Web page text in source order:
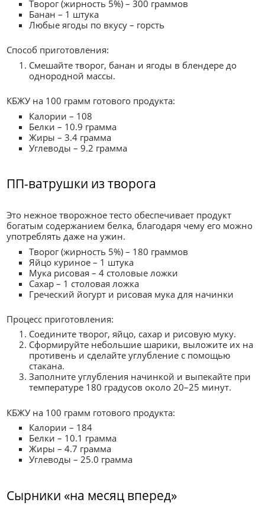
Творог (жирность 5%) – 300 граммов
Банан – 1 штука
Любые ягоды по вкусу – горсть
Способ приготовления:
Смешайте творог, банан и ягоды в блендере до
однородной массы.
КБЖУ на 100 грамм готового продукта:
Калории – 108
Белки – 10.9 грамма
Жиры – 3.4 грамма
Углеводы – 9.2 грамма
ПП-ватрушки из творога
Это нежное творожное тесто обеспечивает продукт
богатым содержанием белка, благодаря чему его можно
употреблять даже на ужин.
Творог (жирность 5%) – 180 граммов
Яйцо куриное – 1 штука
Мука рисовая – 4 столовые ложки
Сахар – 1 столовая ложка
Греческий йогурт и рисовая мука для начинки
Процесс приготовления:
Соедините творог, яйцо, сахар и рисовую муку.
Сформируйте небольшие шарики, выложите их на
противень и сделайте углубление с помощью
стакана.
Заполните углубления начинкой и выпекайте при
температуре 180 градусов около 20–25 минут.
КБЖУ на 100 грамм готового продукта:
Калории – 184
Белки – 10.1 грамма
Жиры – 4.7 грамма
Углеводы – 25.0 грамма
Сырники «на месяц вперед»